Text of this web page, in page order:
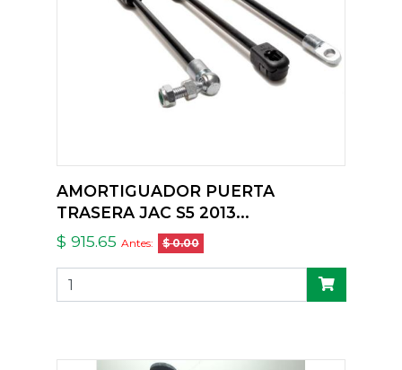
AMORTIGUADOR PUERTA
TRASERA JAC S5 2013...
$ 915.65 Antes: $ 0.00